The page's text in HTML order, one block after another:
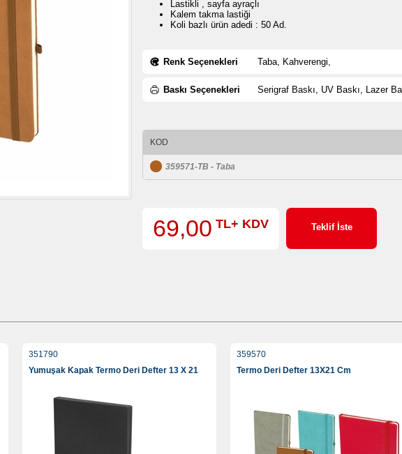
Lastikli , sayfa ayraçlı
Kalem takma lastiği
Koli bazlı ürün adedi : 50 Ad.
Renk Seçenekleri Taba, Kahverengi,
Baskı Seçenekleri Serigraf Baskı, UV Baskı, Lazer
KOD
359571-TB - Taba
69,00 TL+ KDV Teklif İste
351790
Yumuşak Kapak Termo Deri Defter 13 X 21
359570
Termo Deri Defter 13X21 Cm